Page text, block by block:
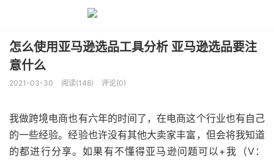
怎么使用亚马逊选品工具分析 亚马逊选品要注
意什么
2021-03-30 阅读(148) 评论(0)
我做跨境电商也有六年的时间了，在电商这个行业也有自己
的一些经验。经验也许没有其他大卖家丰富，但会将我知道
的都进行分享。如果有不懂得亚马逊问题可以+我（V：